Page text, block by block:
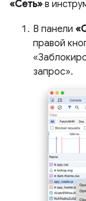
«Сеть» в
В панели
правой
запрос».